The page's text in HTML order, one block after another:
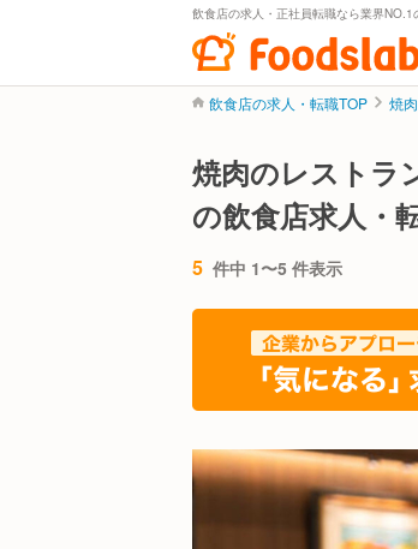
飲食店の求人・正社員転職なら業界NO.1
飲食店の求人・転職TOP 焼肉
焼肉のレストラ
の飲食店求人・
5 件中 1〜5 件表示